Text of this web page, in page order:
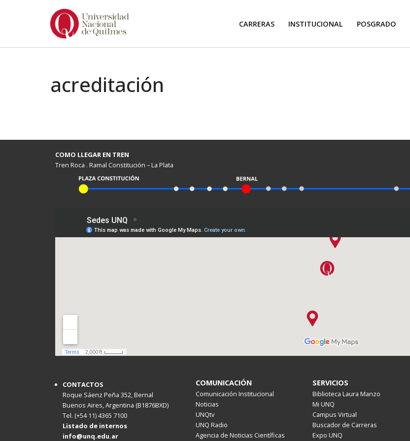
CARRERAS INSTITUCIONAL POSGRADO
acreditación
COMO LLEGAR EN TREN
Tren Roca . Ramal Constitución – La Plata
CONTACTOS
Roque Sáenz Peña 352, Bernal
Buenos Aires, Argentina (B1876BXD)
Tel. (+54 11) 4365 7100
Listado de internos
info@unq.edu.ar
COMUNICACIÓN
Comunicación Institucional
Noticias
UNQtv
UNQ Radio
Agencia de Noticias Científicas
SERVICIOS
Biblioteca Laura Manzo
Mi UNQ
Campus Virtual
Buscador de Carreras
Expo UNQ